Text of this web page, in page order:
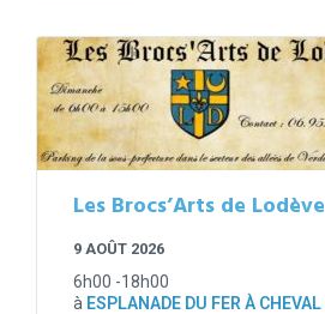
Les Brocs’Arts de Lodève
9 AOÛT 2026
6h00 -18h00
à ESPLANADE DU FER À CHEVAL